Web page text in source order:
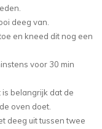
deeg van.
en kneed dit nog een
voor 30 min
belangrijk dat de
oven doet.
deeg uit tussen twee